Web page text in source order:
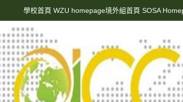
學校首頁 WZU homepage境外組首頁 SOSA